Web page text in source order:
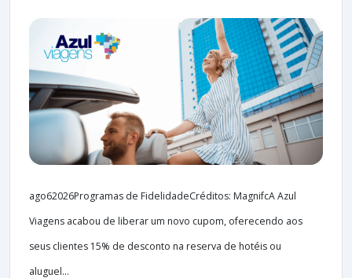
ago62026Programas de FidelidadeCréditos: MagnifcA Azul
Viagens acabou de liberar um novo cupom, oferecendo aos
seus clientes 15% de desconto na reserva de hotéis ou
aluguel...